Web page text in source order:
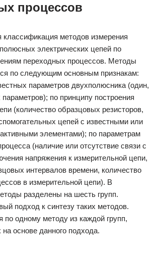
процессов
классификация методов измерения
электрических цепей по
переходных процессов. Методы
по следующим основным признакам:
параметров двухполюсника (один,
по принципу построения
(количество образцовых резисторов,
цепей с известными или
элементами); по параметрам
(наличие или отсутствие связи с
напряжения к измерительной цепи,
интервалов времени, количество
в измерительной цепи). В
разделены на шесть групп.
подход к синтезу таких методов.
по одному методу из каждой групп,
основе данного подхода.